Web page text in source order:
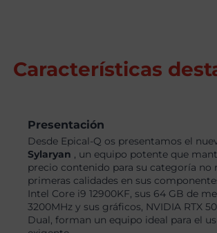
Características
Presentación
Desde Epical-Q os presentamos el
Sylaryan , un equipo potente que
precio contenido para su categoría no
primeras calidades en sus
Intel Core i9 12900KF, sus 64 GB de
3200MHz y sus gráficos, NVIDIA RTX
Dual, forman un equipo ideal para el